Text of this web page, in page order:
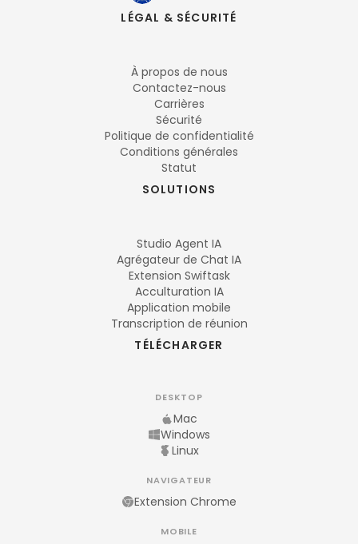
LÉGAL & SÉCURITÉ
À propos de nous
Contactez-nous
Carrières
Sécurité
Politique de confidentialité
Conditions générales
Statut
SOLUTIONS
Studio Agent IA
Agrégateur de Chat IA
Extension Swiftask
Acculturation IA
Application mobile
Transcription de réunion
TÉLÉCHARGER
DESKTOP
Mac
Windows
Linux
NAVIGATEUR
Extension Chrome
MOBILE